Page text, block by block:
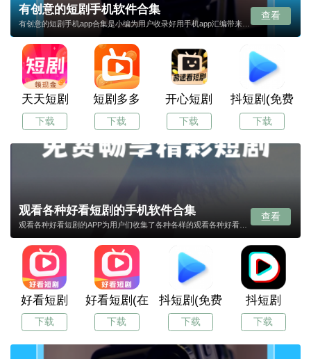
有创意的短剧手机软件合集
有创意的短剧手机app合集是小编为用户收录好用手机app汇编带来，用户可以通过本合集快速找到自己需要的手机app，而且搜索便利，下载安全快速，同时小编还会实时更新给用户带来更多好用的手机app！
查看
天天短剧
下载
短剧多多
下载
开心短剧
下载
抖短剧(免费短
下载
观看各种好看短剧的手机软件合集
观看各种好看短剧的APP为用户们收集了各种各样的观看各种好看短剧的APP，在本合集页面中，可让您下载到想要的观看各种好看短剧的APP，赶紧收藏本页面吧，我们会持续更新观看各种好看短剧的每一个APP的最新版本，让您享受到最新的APP。
查看
好看短剧
下载
好看短剧(在线观看)
下载
抖短剧(免费短剧)
下载
抖短剧
下载